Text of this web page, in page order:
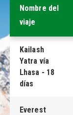
Nombre del
viaje
Kailash
Yatra vía
Lhasa - 18
días
Everest